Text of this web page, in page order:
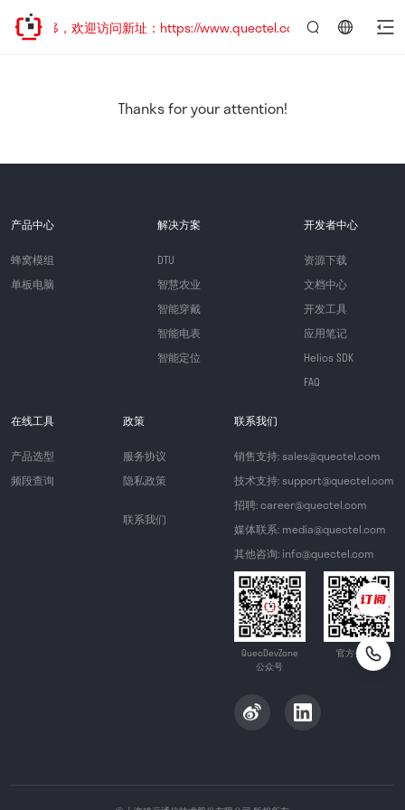
址已迁移，欢迎访问新址：https://www.quectel.com.cn
Thanks for your attention!
产品中心
蜂窝模组
单板电脑
解决方案
DTU
智慧农业
智能穿戴
智能电表
智能定位
开发者中心
资源下载
文档中心
开发工具
应用笔记
Helios SDK
FAQ
在线工具
产品选型
频段查询
政策
服务协议
隐私政策
联系我们
联系我们
销售支持: sales@quectel.com
技术支持: support@quectel.com
招聘: career@quectel.com
媒体联系: media@quectel.com
其他咨询: info@quectel.com
QuecDevZone
公众号
官方公众号